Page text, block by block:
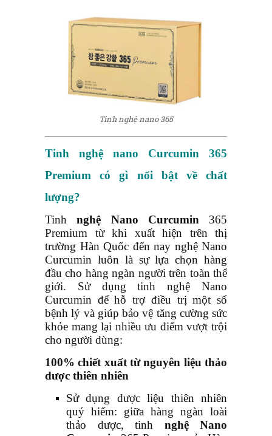
Tinh nghệ nano 365
Tinh nghệ nano
Curcumin 365
Premium có gì nổi bật về chất
lượng?
Tinhnghệ Nano Curcumin 365
Premium từ khi xuất hiện trên thị
trường Hàn Quốc đến nay nghệ Nano
Curcumin luôn là sự lựa chọn hàng
đầu cho hàng ngàn người trên toàn thế
giới. Sử dụng tinh nghệ Nano
Curcumin để hỗ trợ điều trị một số
bệnh lý và giúp bảo vệ tăng cường sức
khỏe mang lại nhiều ưu điểm vượt trội
cho người dùng:
100% chiết xuất từ nguyên liệu thảo
dược thiên nhiên
Sử dụng dược liệu thiên nhiên
quý hiếm: giữa hàng ngàn loài
thảo dược, tinh nghệ Nano